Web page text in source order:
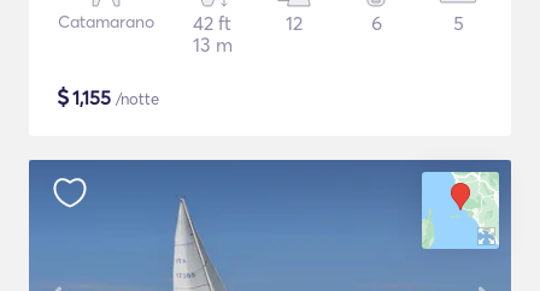
Catamarano
42 ft
13 m
12 6 5
$1,155 /notte